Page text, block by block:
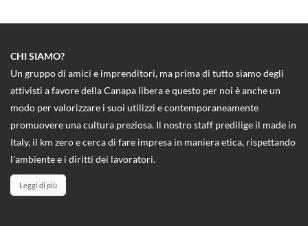
CHI SIAMO?
Un gruppo di amici e imprenditori, ma prima di tutto siamo degli
attivisti a favore della Canapa libera e questo per noi è anche un
modo per valorizzare i suoi utilizzi e contemporaneamente
promuovere una cultura preziosa. Il nostro staff predilige il made in
Italy, il km zero e cerca di fare impresa in maniera etica, rispettando
l'ambiente e i diritti dei lavoratori.
Leggi di più